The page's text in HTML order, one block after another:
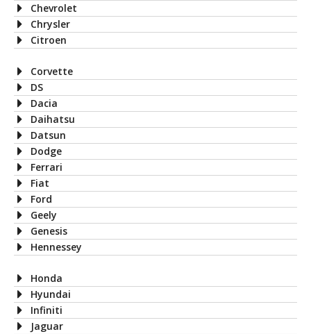
Chevrolet
Chrysler
Citroen
Corvette
DS
Dacia
Daihatsu
Datsun
Dodge
Ferrari
Fiat
Ford
Geely
Genesis
Hennessey
Honda
Hyundai
Infiniti
Jaguar